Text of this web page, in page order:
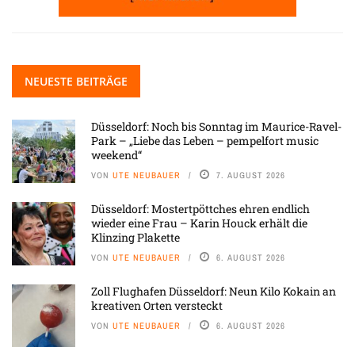
NEUESTE BEITRÄGE
Düsseldorf: Noch bis Sonntag im Maurice-Ravel-
Park – „Liebe das Leben – pempelfort music
weekend“
VON UTE NEUBAUER 7. AUGUST 2026
Düsseldorf: Mostertpöttches ehren endlich
wieder eine Frau – Karin Houck erhält die
Klinzing Plakette
VON UTE NEUBAUER 6. AUGUST 2026
Zoll Flughafen Düsseldorf: Neun Kilo Kokain an
kreativen Orten versteckt
VON UTE NEUBAUER 6. AUGUST 2026